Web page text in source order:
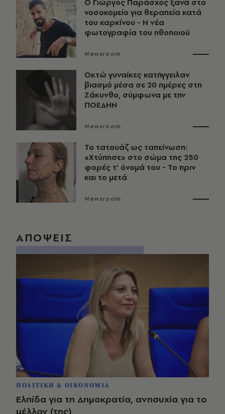
O Γιώργος Παράσχος ξανά στο
νοσοκομείο για θεραπεία κατά
του καρκίνου - Η νέα
φωτογραφία του ηθοποιού
Newsroom
Οκτώ γυναίκες κατήγγειλαν
βιασμό μέσα σε 20 ημέρες στη
Ζάκυνθο, σύμφωνα με την
ΠΟΕΔΗΝ
Newsroom
Το τατουάζ ως ταπείνωση:
«Χτύπησε» στο σώμα της 250
φορές τ’ όνομά του - Το πριν
και το μετά
Newsroom
ΑΠΟΨΕΙΣ
ΠΟΛΙΤΙΚΗ & ΟΙΚΟΝΟΜΙΑ
Ελπίδα για τη Δημοκρατία, ανησυχία για το
μέλλον (της)